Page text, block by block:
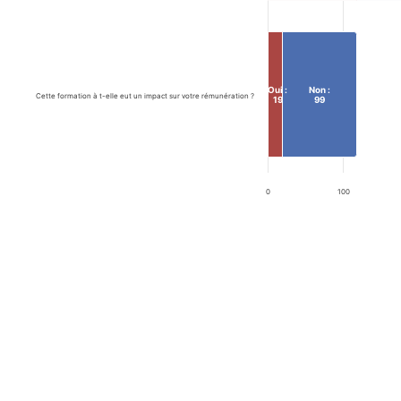
0 100
Cette formation à t-elle eut un impact sur votre rémunération ?
Non :
99
Oui :
19